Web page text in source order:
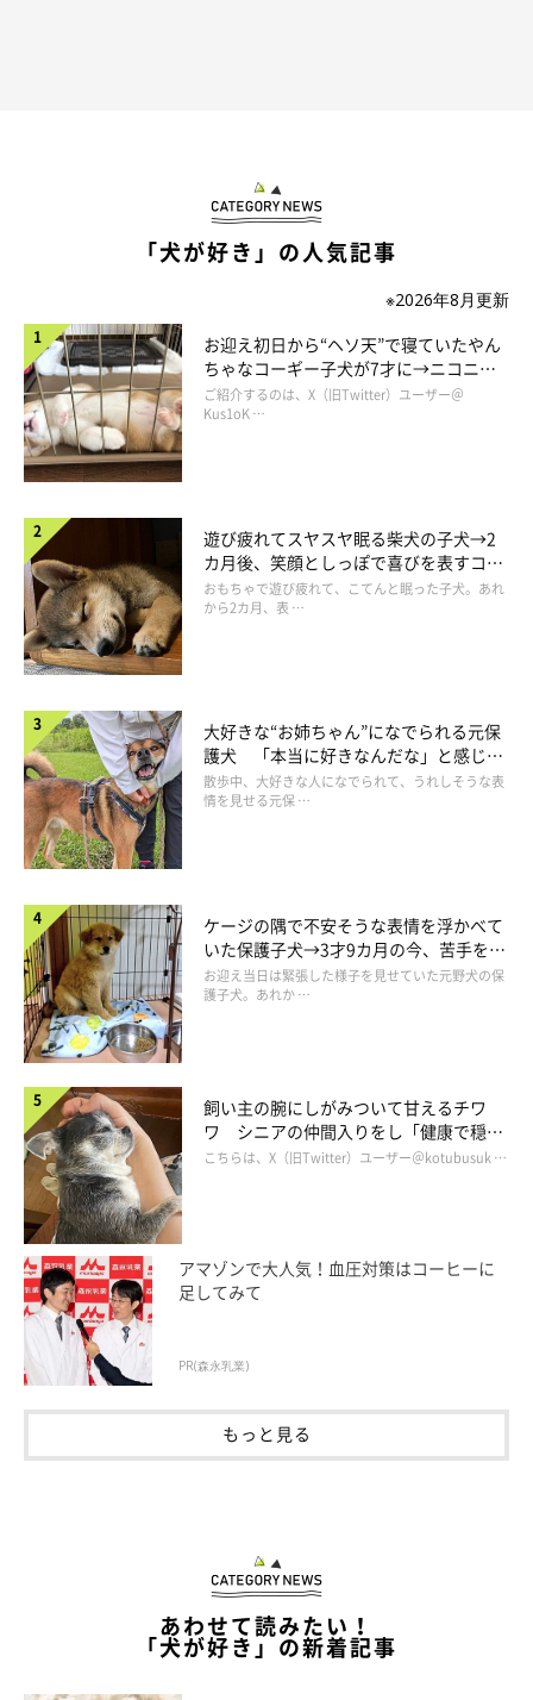
ナデナデしてもらってうっとり♡
@mugi_mugi_otenba
また、とにかく甘えん坊でなでられるのが大好きだという、むぎ
ちゃん。なでてほしいときは人の手を手招きで手繰り寄せて「な
でて」と要求してくるそうで、その姿が可愛らしいのだとか。
飼い主さんは、むぎちゃんの成長をどのように感じているのでし
ょうか。
飼い主さん：
「社会化を身につけてもらおうと、犬の保育園に通ったりもしま
した。しつけがうまくいかなくて悩むこともありましたが、いい
コに成長してくれてとても嬉しく思います」
「犬が好き」の人気記事
※2026年8月更新
お迎え初日から“ヘソ天”で寝ていたやん
ちゃなコーギー子犬が7才に→ニコニ
コ“コーギースマイル”が魅力のコに成
長！
ご紹介するのは、X（旧Twitter）ユーザー＠
Kus1oK …
遊び疲れてスヤスヤ眠る柴犬の子犬→2
カ月後、笑顔としっぽで喜びを表すコに
成長！
おもちゃで遊び疲れて、こてんと眠った子犬。あれ
から2カ月、表 …
大好きな“お姉ちゃん”になでられる元保
護犬 「本当に好きなんだな」と感じる
表情にほっこり
散歩中、大好きな人になでられて、うれしそうな表
情を見せる元保 …
ケージの隅で不安そうな表情を浮かべて
いた保護子犬→3才9カ月の今、苦手を克
服し頼もしいコに成長！
お迎え当日は緊張した様子を見せていた元野犬の保
護子犬。あれか …
飼い主の腕にしがみついて甘えるチワ
ワ シニアの仲間入りをし「健康で穏や
かな暮らしが続いてほしい」と願う
こちらは、X（旧Twitter）ユーザー＠kotubusuk …
アマゾンで大人気！血圧対策はコーヒーに
足してみて
PR(森永乳業)
もっと見る
あわせて読みたい！
「犬が好き」の新着記事